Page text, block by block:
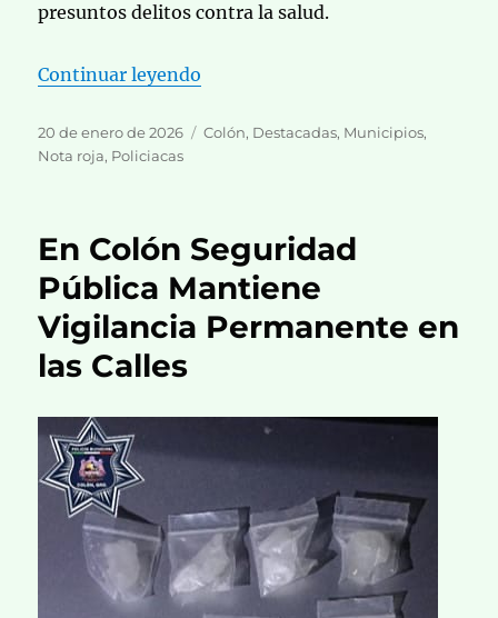
presuntos delitos contra la salud.
Continuar leyendo
Publicado
el
20 de enero de 2026 Categorías
Colón, Destacadas, Municipios,
Nota roja, Policiacas
En Colón Seguridad
Pública Mantiene
Vigilancia Permanente en
las Calles